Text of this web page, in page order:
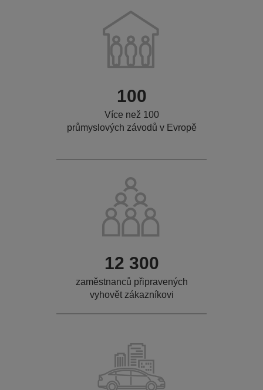
100
Více než 100
průmyslových závodů v Evropě
12 300
zaměstnanců připravených
vyhovět zákazníkovi